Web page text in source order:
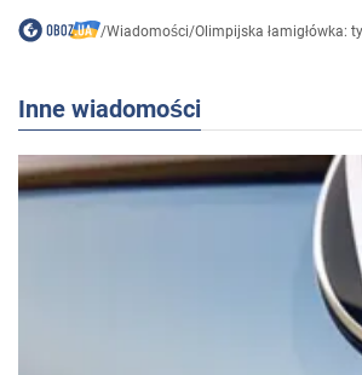
/Wiadomości/Olimpijska łamigłówka:
Inne wiadomości